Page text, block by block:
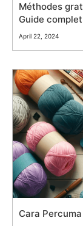
Méthodes
Guide complet
April 22, 2024
Cara